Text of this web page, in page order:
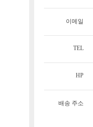
이메일
TEL
HP
배송 주소